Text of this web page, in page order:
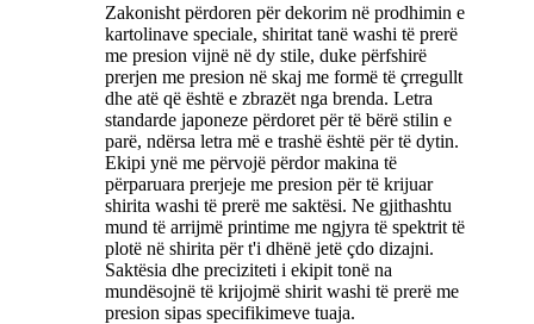
Zakonisht përdoren për dekorim në prodhimin e
kartolinave speciale, shiritat tanë washi të prerë
me presion vijnë në dy stile, duke përfshirë
prerjen me presion në skaj me formë të çrregullt
dhe atë që është e zbrazët nga brenda. Letra
standarde japoneze përdoret për të bërë stilin e
parë, ndërsa letra më e trashë është për të dytin.
Ekipi ynë me përvojë përdor makina të
përparuara prerjeje me presion për të krijuar
shirita washi të prerë me saktësi. Ne gjithashtu
mund të arrijmë printime me ngjyra të spektrit të
plotë në shirita për t'i dhënë jetë çdo dizajni.
Saktësia dhe preciziteti i ekipit tonë na
mundësojnë të krijojmë shirit washi të prerë me
presion sipas specifikimeve tuaja.